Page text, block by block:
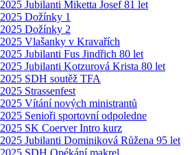
2025 Jubilanti Miketta Josef 81 let
2025 Dožínky 1
2025 Dožínky 2
2025 Vlašanky v Kravařích
2025 Jubilanti Fus Jindřich 80 let
2025 Jubilanti Kotzurová Krista 80 let
2025 SDH soutěž TFA
2025 Strassenfest
2025 Vítání nových ministrantů
2025 Senioři sportovní odpoledne
2025 SK Coerver Intro kurz
2025 Jubilanti Dominiková Růžena 95 let
2025 SDH Opékání makrel